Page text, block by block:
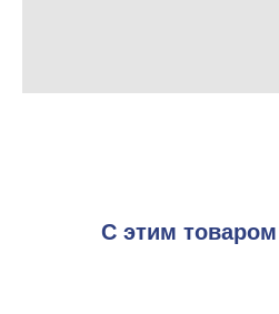
С этим